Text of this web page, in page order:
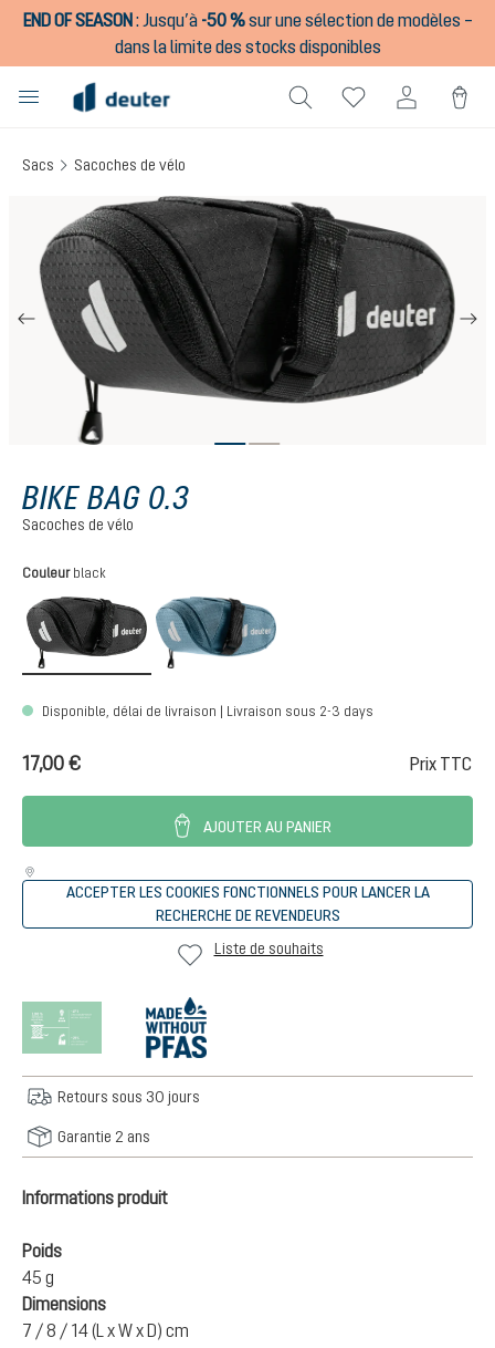
principal
END OF SEASON: Jusqu’à -50 %sur une sélection de modèles –
dans la limite des stocks disponibles
Sacs Sacoches de vélo
Ignorer la galerie d'images
BIKE BAG 0.3
Sacoches de vélo
Sélectionnez
Couleur black
black
Disponible, délai de livraison | Livraison sous 2-3 days
17,00 € Prix TTC
AJOUTER AU PANIER
ACCEPTER LES COOKIES FONCTIONNELS POUR LANCER LA
RECHERCHE DE REVENDEURS
Liste de souhaits
Retours sous 30 jours
Garantie 2 ans
Informations produit
Poids
45 g
Dimensions
7 / 8 / 14 (L x W x D) cm